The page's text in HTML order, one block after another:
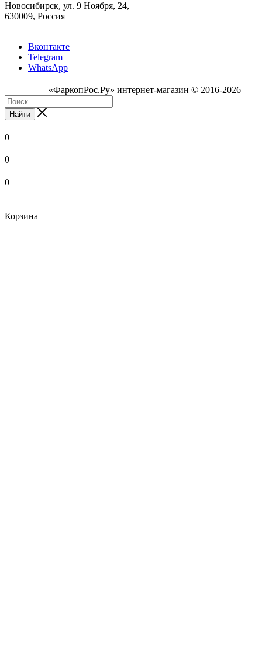
Новосибирск, ул. 9 Ноября, 24,
630009, Россия
Вконтакте
Telegram
WhatsApp
«ФаркопРос.Ру» интернет-магазин © 2016-2026
Найти
0
0
0
Корзина